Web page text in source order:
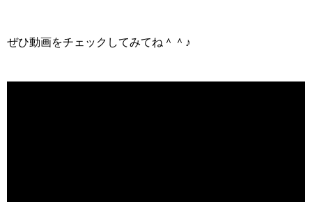
ぜひ動画をチェックしてみてね＾＾♪